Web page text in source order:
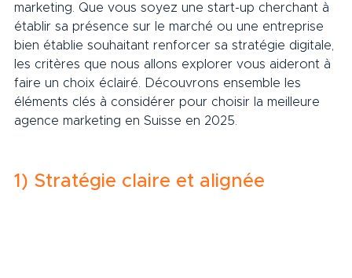
marketing. Que vous soyez une start-up cherchant à
établir sa présence sur le marché ou une entreprise
bien établie souhaitant renforcer sa stratégie digitale,
les critères que nous allons explorer vous aideront à
faire un choix éclairé. Découvrons ensemble les
éléments clés à considérer pour choisir la meilleure
agence marketing en Suisse en 2025.
1) Stratégie claire et alignée